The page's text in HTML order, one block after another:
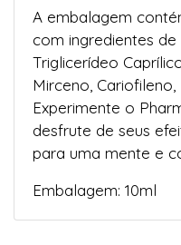
A embalagem
com ingredientes
Triglicerídeo
Mirceno, Cariofileno,
Experimente o
desfrute de seus
para uma mente e
Embalagem: 10ml